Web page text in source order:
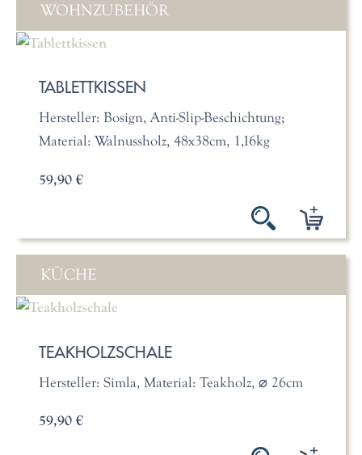
WOHNZUBEHÖR
TABLETTKISSEN
Hersteller: Bosign, Anti-Slip-Beschichtung;
Material: Walnussholz, 48x38cm, 1,16kg
59,90 €
KÜCHE
TEAKHOLZSCHALE
Hersteller: Simla, Material: Teakholz, ⌀ 26cm
59,90 €